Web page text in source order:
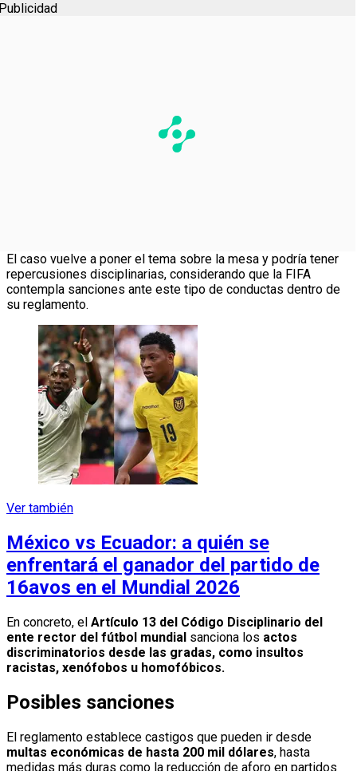
El caso vuelve a poner el tema sobre la mesa y podría tener
repercusiones disciplinarias, considerando que la FIFA
contempla sanciones ante este tipo de conductas dentro de
su reglamento.
Ver también
México vs Ecuador: a quién se
enfrentará el ganador del partido de
16avos en el Mundial 2026
En concreto, el Artículo 13 del Código Disciplinario del
ente rector del fútbol mundial sanciona los actos
discriminatorios desde las gradas, como insultos
racistas, xenófobos u homofóbicos.
Posibles sanciones
El reglamento establece castigos que pueden ir desde
multas económicas de hasta 200 mil dólares, hasta
medidas más duras como la reducción de aforo en partidos